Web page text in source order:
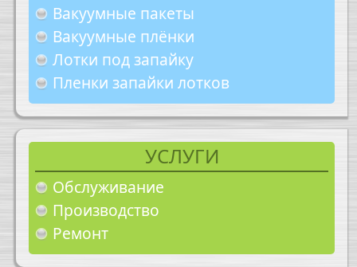
Вакуумные пакеты
Вакуумные плёнки
Лотки под запайку
Пленки запайки лотков
УСЛУГИ
Обслуживание
Производство
Ремонт